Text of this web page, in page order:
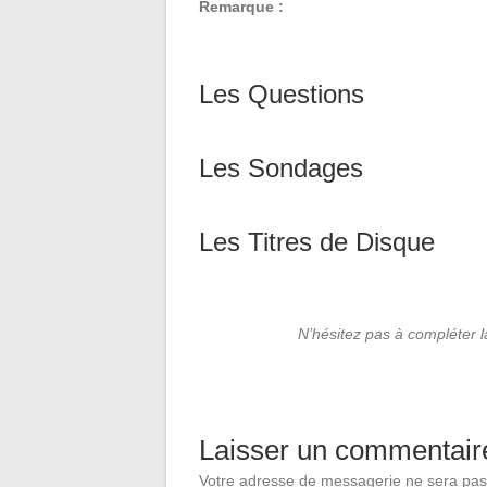
Remarque :
Les Questions
Les Sondages
Les Titres de Disque
N’hésitez pas à
Laisser un
Votre adresse de messagerie ne sera